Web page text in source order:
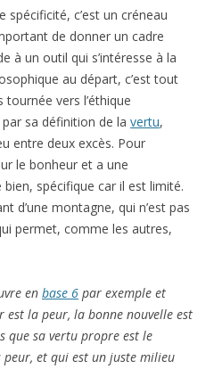
spécificité, c’est un créneau
de donner un cadre
à un outil qui s’intéresse à la
au départ, c’est tout
vers l’éthique
sa définition de la vertu,
entre deux excès. Pour
le bonheur et a une
spécifique car il est limité.
d’une montagne, qui n’est pas
permet, comme les autres,
en base 6 par exemple et
est la peur, la bonne nouvelle est
que sa vertu propre est le
peur, et qui est un juste milieu